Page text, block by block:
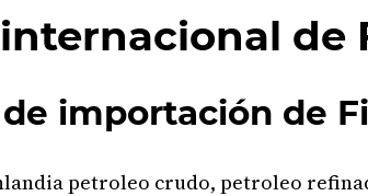
de
importación de